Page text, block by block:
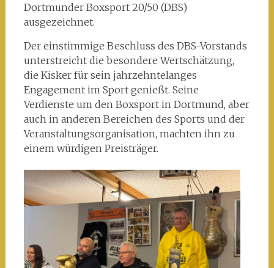
Dortmunder Boxsport 20/50 (DBS)
ausgezeichnet.
Der einstimmige Beschluss des DBS-Vorstands
unterstreicht die besondere Wertschätzung,
die Kisker für sein jahrzehntelanges
Engagement im Sport genießt. Seine
Verdienste um den Boxsport in Dortmund, aber
auch in anderen Bereichen des Sports und der
Veranstaltungsorganisation, machten ihn zu
einem würdigen Preisträger.